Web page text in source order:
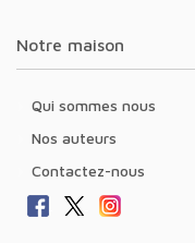
Notre maison
Qui sommes nous
Nos auteurs
Contactez-nous